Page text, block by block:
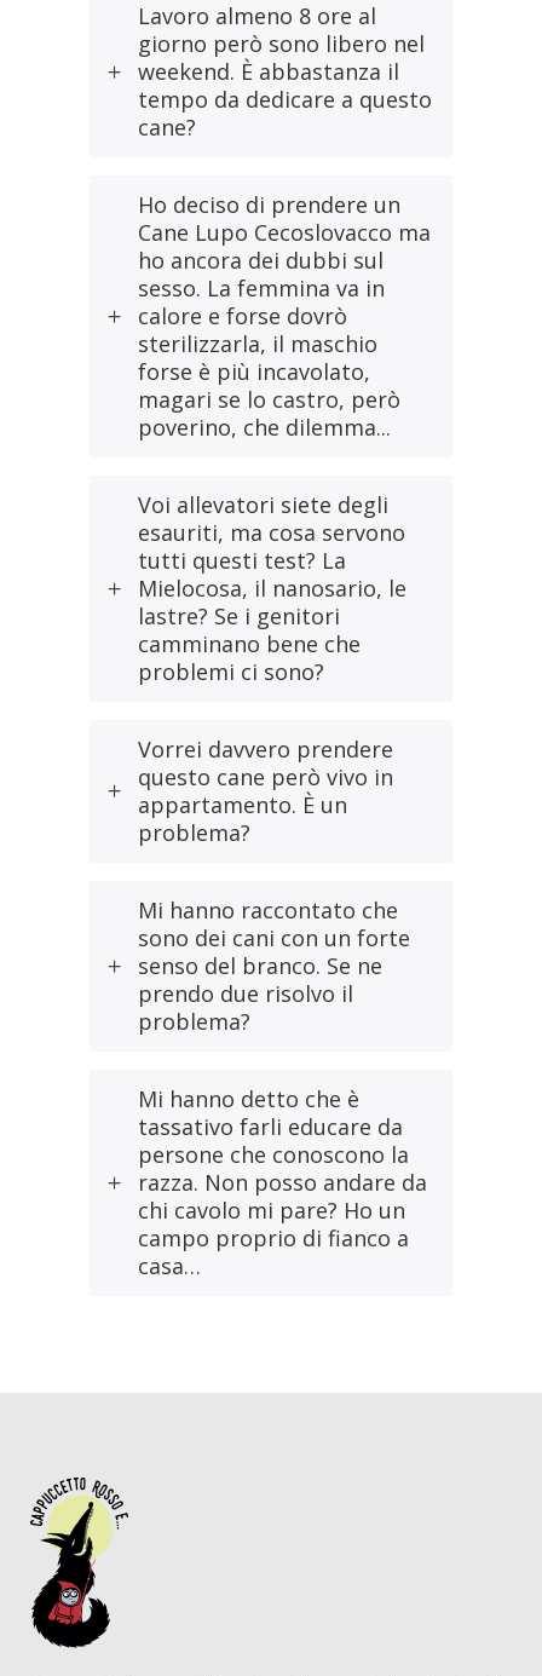
Lavoro almeno 8 ore al
giorno però sono libero nel
weekend. È abbastanza il
tempo da dedicare a questo
cane?
Ho deciso di prendere un
Cane Lupo Cecoslovacco ma
ho ancora dei dubbi sul
sesso. La femmina va in
calore e forse dovrò
sterilizzarla, il maschio
forse è più incavolato,
magari se lo castro, però
poverino, che dilemma...
Voi allevatori siete degli
esauriti, ma cosa servono
tutti questi test? La
Mielocosa, il nanosario, le
lastre? Se i genitori
camminano bene che
problemi ci sono?
Vorrei davvero prendere
questo cane però vivo in
appartamento. È un
problema?
Mi hanno raccontato che
sono dei cani con un forte
senso del branco. Se ne
prendo due risolvo il
problema?
Mi hanno detto che è
tassativo farli educare da
persone che conoscono la
razza. Non posso andare da
chi cavolo mi pare? Ho un
campo proprio di fianco a
casa…